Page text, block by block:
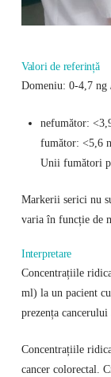
Valori de referință
Domeniu: 0-4,7 ng
nefumător:
fumător: <5,6
Unii fumători
Markerii serici nu
varia în funcție de
Interpretare
Concentrațiile
ml) la un pacient
prezența cancerului
Concentrațiile
cancer colorectal.